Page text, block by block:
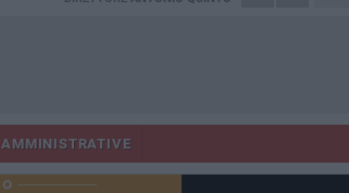
AMMINISTRATIVE